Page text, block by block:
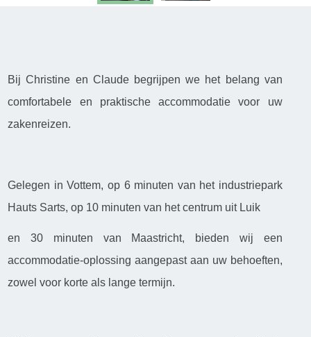
Bij Christine en Claude begrijpen we het belang van
comfortabele en praktische accommodatie voor uw
zakenreizen.
Gelegen in Vottem, op 6 minuten van het industriepark
Hauts Sarts, op 10 minuten van het centrum uit Luik
en 30 minuten van Maastricht, bieden wij een
accommodatie-oplossing aangepast aan uw behoeften,
zowel voor korte als lange termijn.